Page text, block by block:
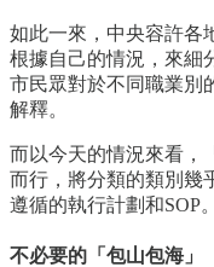
如此一來，中央容許各
根據自己的情況，來細
市民眾對於不同職業別
解釋。
而以今天的情況來看，
而行，將分類的類別幾
遵循的執行計劃和SOP。
不必要的「包山包海」